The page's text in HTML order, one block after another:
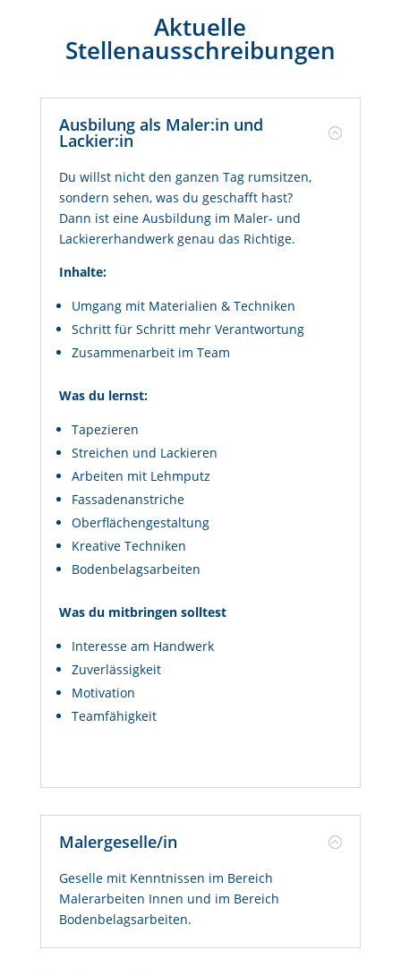
Aktuelle
Stellenausschreibungen
Ausbilung als Maler:in und
Lackier:in
Du willst nicht den ganzen Tag rumsitzen,
sondern sehen, was du geschafft hast?
Dann ist eine Ausbildung im Maler- und
Lackiererhandwerk genau das Richtige.
Inhalte:
Umgang mit Materialien & Techniken
Schritt für Schritt mehr Verantwortung
Zusammenarbeit im Team
Was du lernst:
Tapezieren
Streichen und Lackieren
Arbeiten mit Lehmputz
Fassadenanstriche
Oberflächengestaltung
Kreative Techniken
Bodenbelagsarbeiten
Was du mitbringen solltest
Interesse am Handwerk
Zuverlässigkeit
Motivation
Teamfähigkeit
Malergeselle/in
Geselle mit Kenntnissen im Bereich
Malerarbeiten Innen und im Bereich
Bodenbelagsarbeiten.